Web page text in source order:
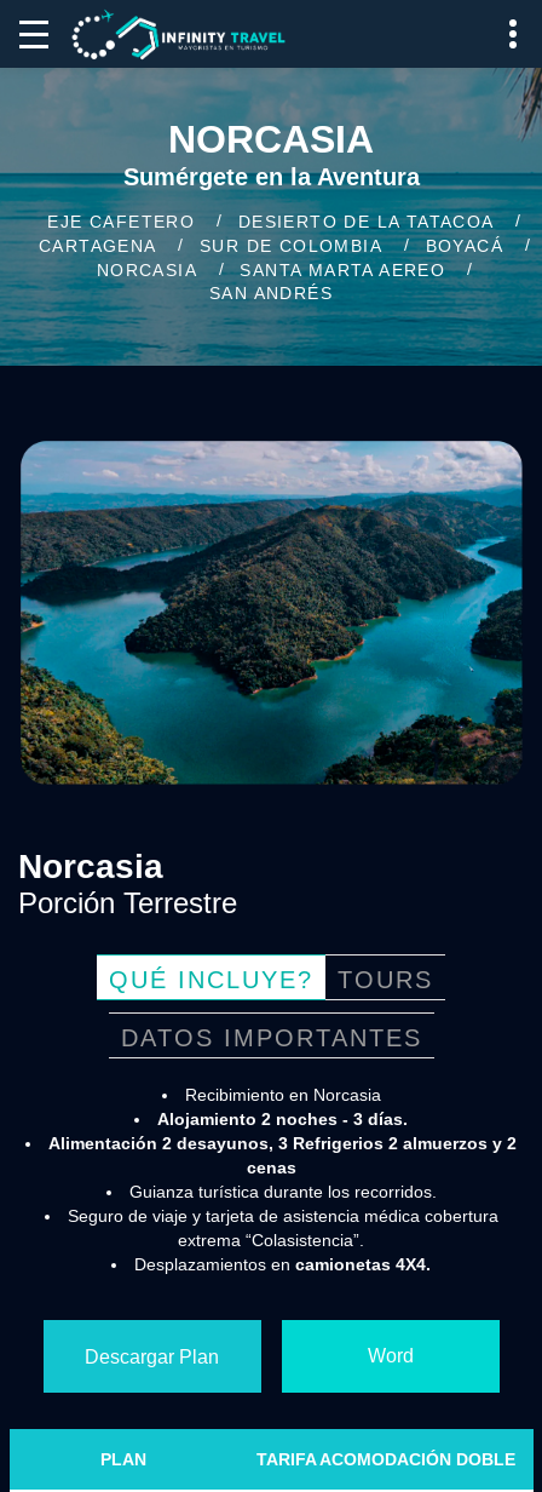
NORCASIA
Sumérgete en la Aventura
EJE CAFETERO
DESIERTO DE LA TATACOA
CARTAGENA
SUR DE COLOMBIA
BOYACÁ
NORCASIA
SANTA MARTA AEREO
SAN ANDRÉS
Norcasia
Porción Terrestre
QUÉ INCLUYE? TOURS
DATOS IMPORTANTES
Recibimiento en Norcasia
Alojamiento 2 noches - 3 días.
Alimentación 2 desayunos, 3 Refrigerios 2 almuerzos y 2
cenas
Guianza turística durante los recorridos.
Seguro de viaje y tarjeta de asistencia médica cobertura
extrema “Colasistencia”.
Desplazamientos en camionetas 4X4.
Descargar Plan Word
PLAN TARIFA ACOMODACIÓN DOBLE